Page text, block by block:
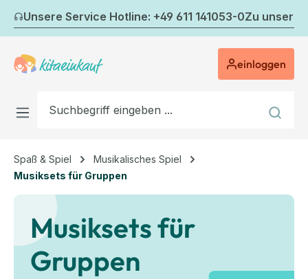
Zum Hauptinhalt springen
Unsere Service Hotline: +49 611 141053-0Zu
einloggen
Spaß & Spiel
Musikalisches Spiel
Musiksets für Gruppen
Musiksets für
Gruppen